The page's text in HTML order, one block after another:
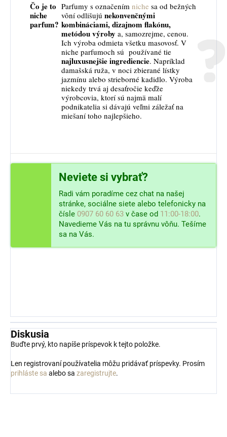
Čo je to
niche
parfum?
Parfumy s označením niche sa od bežných
vôní odlišujú nekonvenčnými
kombináciami, dizajnom flakónu,
metódou výroby a, samozrejme, cenou.
Ich výroba odmieta všetku masovosť. V
niche parfumoch sú používané tie
najluxusnejšie ingrediencie. Napríklad
damašská ruža, v noci zbierané lístky
jazmínu alebo strieborné kadidlo. Výroba
niekedy trvá aj desaťročie keďže
výrobcovia, ktorí sú najmä malí
podnikatelia si dávajú veľmi záležať na
miešaní toho najlepšieho.
Neviete si vybrať?
Radi vám poradíme cez chat na našej
stránke, sociálne siete alebo telefonicky na
čísle 0907 60 60 63 v čase od 11:00-18:00.
Navedieme Vás na tu správnu vôňu. Tešíme
sa na Vás.
Diskusia
Buďte prvý, kto napíše príspevok k tejto položke.
Len registrovaní používatelia môžu pridávať príspevky. Prosím
prihláste sa alebo sa zaregistrujte.